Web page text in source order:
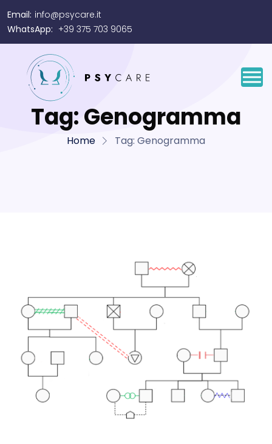
Email: info@psycare.it
WhatsApp: +39 375 703 9065
Tag:Genogramma
Home Tag: Genogramma